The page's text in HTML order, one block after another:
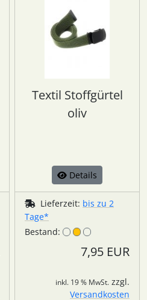
Textil Stoffgürtel
oliv
Details
Lieferzeit: bis zu 2
Tage*
Bestand:
7,95 EUR
inkl. 19 % MwSt. zzgl.
Versandkosten